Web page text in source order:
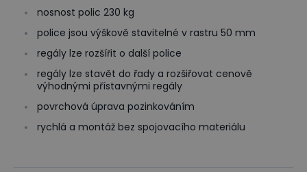
nosnost polic 230 kg
police jsou výškově stavitelné v rastru 50 mm
regály lze rozšířit o další police
regály lze stavět do řady a rozšiřovat cenově
výhodnými přístavnými regály
povrchová úprava pozinkováním
rychlá a montáž bez spojovacího materiálu